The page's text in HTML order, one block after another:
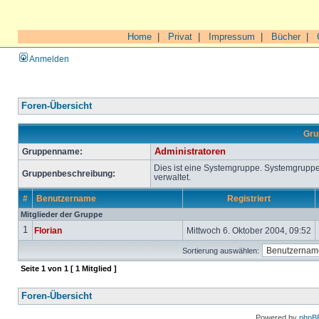
Home Privat Impressum Bücher|
Anmelden
Foren-Übersicht
Gruppenname:
Administratoren
Gruppenbeschreibung:
Dies ist eine Systemgruppe.
verwaltet.
# Benutzername Registriert
Mitglieder der Gruppe
1 Florian Mittwoch 6. Oktober 2004, 09:52
Sortierung auswählen:
Seite 1 von 1 [ 1 Mitglied ]
Foren-Übersicht